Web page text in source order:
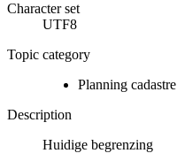
Character set
UTF8
Topic category
Planning cadastre
Description
Huidige begrenzing